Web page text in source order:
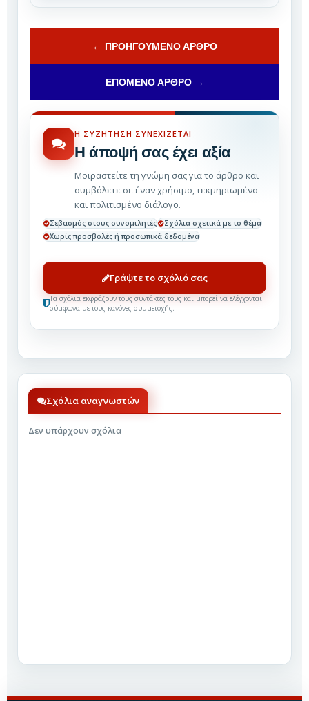
← ΠΡΟΗΓΟΎΜΕΝΟ ΆΡΘΡΟ
ΕΠΌΜΕΝΟ ΆΡΘΡΟ →
Η ΣΥΖΉΤΗΣΗ ΣΥΝΕΧΊΖΕΤΑΙ
Η άποψή σας έχει αξία
Μοιραστείτε τη γνώμη σας για το άρθρο και
συμβάλετε σε έναν χρήσιμο, τεκμηριωμένο
και πολιτισμένο διάλογο.
Σεβασμός στους συνομιλητές
Σχόλια σχετικά με το θέμα
Χωρίς προσβολές ή προσωπικά δεδομένα
Γράψτε το σχόλιό σας
Τα σχόλια εκφράζουν τους συντάκτες τους και μπορεί να ελέγχονται
σύμφωνα με τους κανόνες συμμετοχής.
Σχόλια αναγνωστών
Δεν υπάρχουν σχόλια